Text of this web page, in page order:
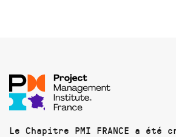
Le Chapitre PMI FRANCE a été